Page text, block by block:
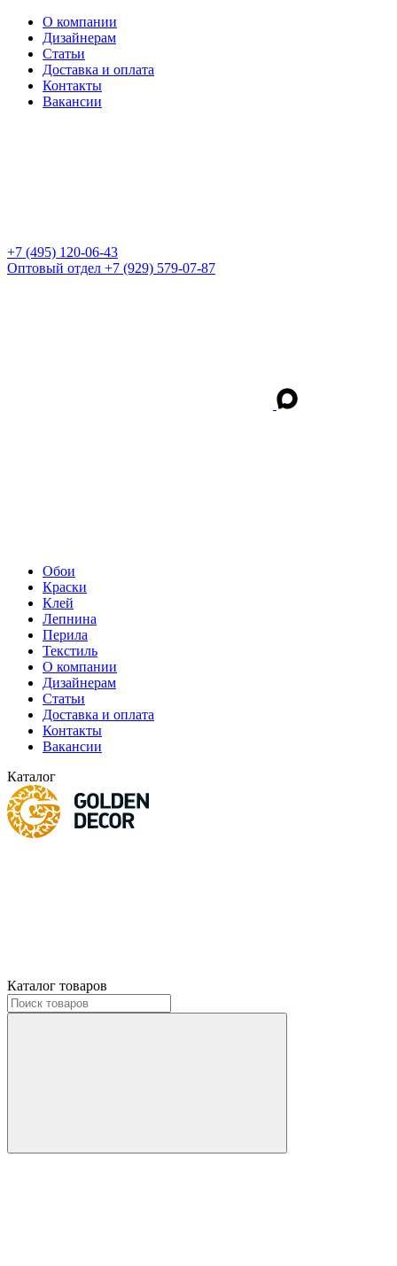
О компании
Дизайнерам
Статьи
Доставка и оплата
Контакты
Вакансии
+7 (495) 120-06-43
Оптовый отдел +7 (929) 579-07-87
Обои
Краски
Клей
Лепнина
Перила
Текстиль
О компании
Дизайнерам
Статьи
Доставка и оплата
Контакты
Вакансии
Каталог
Каталог товаров